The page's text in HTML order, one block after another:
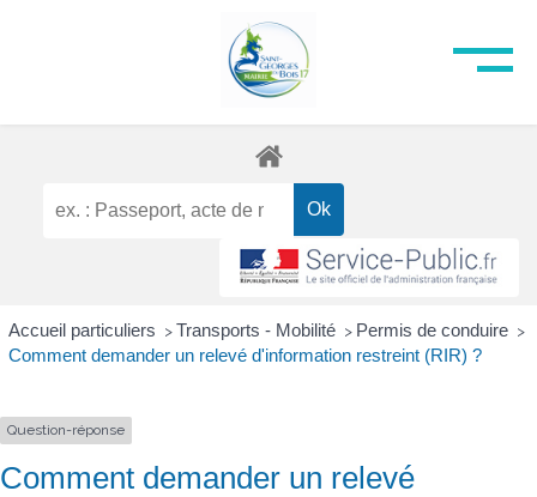
Accueil particuliers > Transports - Mobilité > Permis de conduire >
Comment demander un relevé d'information restreint (RIR) ?
Question-réponse
Comment demander un relevé